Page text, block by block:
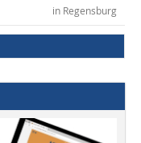
in Regensburg